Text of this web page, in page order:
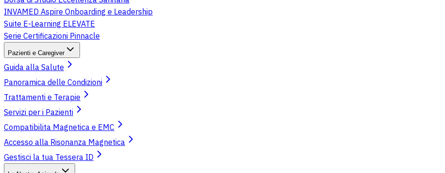
INVAMED Aspire Onboarding e Leadership
Suite E-Learning ELEVATE
Serie Certificazioni Pinnacle
Pazienti e Caregiver
Guida alla Salute
Panoramica delle Condizioni
Trattamenti e Terapie
Servizi per i Pazienti
Compatibilita Magnetica e EMC
Accesso alla Risonanza Magnetica
Gestisci la tua Tessera ID